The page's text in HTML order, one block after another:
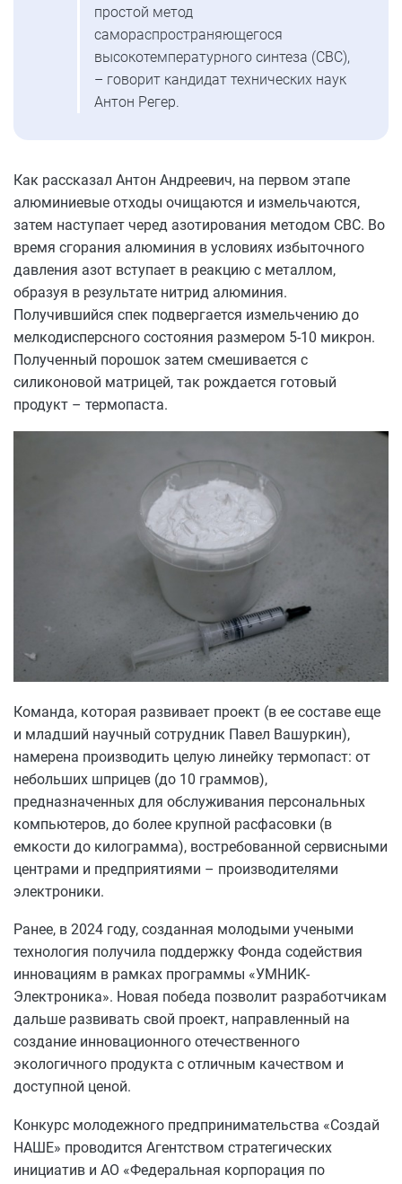
простой метод
самораспространяющегося
высокотемпературного синтеза (СВС),
– говорит кандидат технических наук
Антон Регер.
Как рассказал Антон Андреевич, на первом этапе
алюминиевые отходы очищаются и измельчаются,
затем наступает черед азотирования методом СВС. Во
время сгорания алюминия в условиях избыточного
давления азот вступает в реакцию с металлом,
образуя в результате нитрид алюминия.
Получившийся спек подвергается измельчению до
мелкодисперсного состояния размером 5-10 микрон.
Полученный порошок затем смешивается с
силиконовой матрицей, так рождается готовый
продукт – термопаста.
Команда, которая развивает проект (в ее составе еще
и младший научный сотрудник Павел Вашуркин),
намерена производить целую линейку термопаст: от
небольших шприцев (до 10 граммов),
предназначенных для обслуживания персональных
компьютеров, до более крупной расфасовки (в
емкости до килограмма), востребованной сервисными
центрами и предприятиями – производителями
электроники.
Ранее, в 2024 году, созданная молодыми учеными
технология получила поддержку Фонда содействия
инновациям в рамках программы «УМНИК-
Электроника». Новая победа позволит разработчикам
дальше развивать свой проект, направленный на
создание инновационного отечественного
экологичного продукта с отличным качеством и
доступной ценой.
Конкурс молодежного предпринимательства «Создай
НАШЕ» проводится Агентством стратегических
инициатив и АО «Федеральная корпорация по